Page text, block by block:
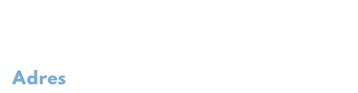
Adres